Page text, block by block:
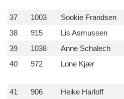
37 1003 Sookie Frandsen
38
915 Lis Asmussen
39
1038 Anne Schalech
40
972 Lone Kjær
41 906 Heike Harloff